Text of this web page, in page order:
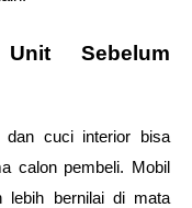
Sebelum
dan cuci interior bisa
calon pembeli. Mobil
lebih bernilai di mata